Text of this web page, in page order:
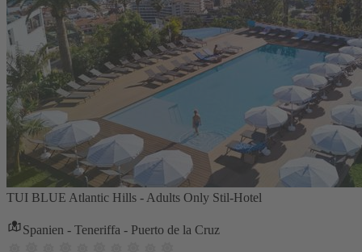
TUI BLUE Atlantic Hills - Adults Only Stil-Hotel
Spanien - Teneriffa - Puerto de la Cruz